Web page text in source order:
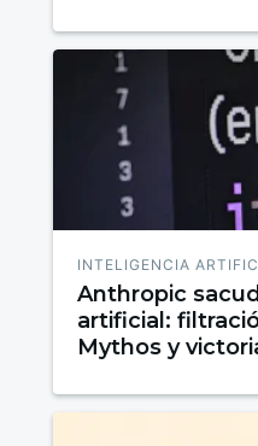
INTELIGENCIA
Anthropic
artificial:
Mythos y